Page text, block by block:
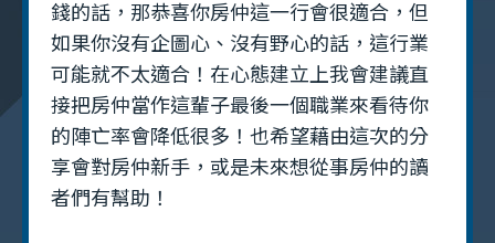
錢的話，那恭喜你房仲這一行會很適合，但
如果你沒有企圖心、沒有野心的話，這行業
可能就不太適合！在心態建立上我會建議直
接把房仲當作這輩子最後一個職業來看待你
的陣亡率會降低很多！也希望藉由這次的分
享會對房仲新手，或是未來想從事房仲的讀
者們有幫助！